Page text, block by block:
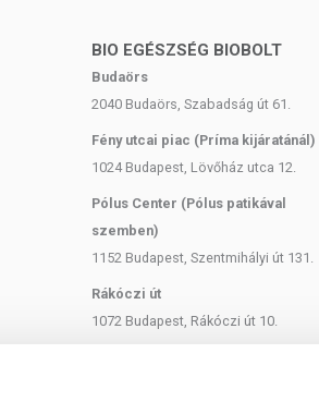
BIO EGÉSZSÉG BIOBOLT
Budaörs
2040 Budaörs, Szabadság út 61.
Fény utcai piac (Príma kijáratánál)
1024 Budapest, Lövőház utca 12.
Pólus Center (Pólus patikával
szemben)
1152 Budapest, Szentmihályi út 131.
Rákóczi út
1072 Budapest, Rákóczi út 10.